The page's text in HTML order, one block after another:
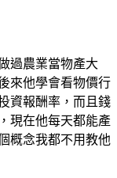
過農業當物產大
來他學會看物價行
資報酬率，而且錢
現在他每天都能產
概念我都不用教他